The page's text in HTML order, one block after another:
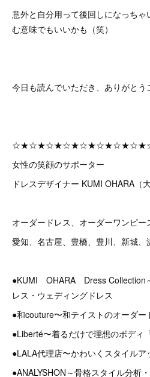
意外と自分用って後回しになっち
む意味でもいいかも（笑）
今日も読んでいただき、ありがとう
女性の笑顔のサポーター
ドレスデザイナー KUMI OHARA（
オーダードレス、オーダーワンピー
愛知、名古屋、豊橋、豊川、新城、
●KUMI OHARA Dress Collection
レス・ウェディングドレス
●和couture〜和テイストのオーダー
●Liberté〜着るだけで理想のボディ
●LALA代理店〜かわいくスタイル
●ANALYSHON～骨格スタイル分析